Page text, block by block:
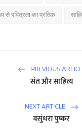
से पवित्रता का प्रतिक
PREVIOUS
संत और साहित्य
NEXT ARTICLE
वसुंधरा पुष्कर